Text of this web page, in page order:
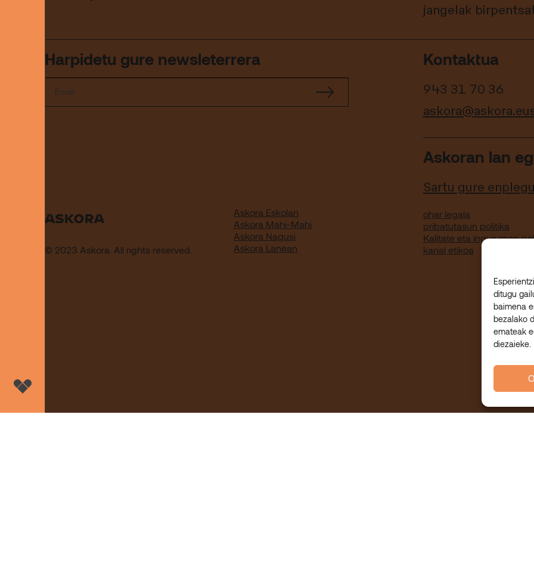
ditugu
baimena
bezalako
emateak
diezaieke.
jangelak
Harpidetu gure newsleterrera Kontaktua
943 31 70 36
Askoran lan
Sartu gure
© 2023 Askora. All rights reserved.
Askora Eskolan
Askora Mahi-Mahi
Askora Nagusi
Askora Lanean
ohar legala
pribatutasun politika
Kalitate eta ingurumen
kanal etikoa